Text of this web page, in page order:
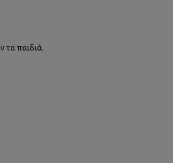
τα παιδιά.